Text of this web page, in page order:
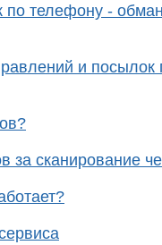
по телефону -
и посылок
за сканирование